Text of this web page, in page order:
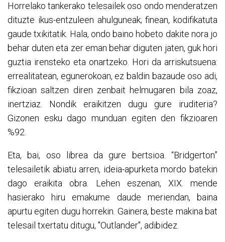
Horrelako tankerako telesailek oso ondo menderatzen
dituzte ikus-entzuleen ahulguneak; finean, kodifikatuta
gaude txikitatik. Hala, ondo baino hobeto dakite nora jo
behar duten eta zer eman behar diguten jaten, guk hori
guztia irensteko eta onartzeko. Hori da arriskutsuena:
errealitatean, egunerokoan, ez baldin bazaude oso adi,
fikzioan saltzen diren zenbait helmugaren bila zoaz,
inertziaz. Nondik eraikitzen dugu gure iruditeria?
Gizonen esku dago munduan egiten den fikzioaren
%92.
Eta, bai, oso librea da gure bertsioa. “Bridgerton”
telesailetik abiatu arren, ideia-apurketa mordo batekin
dago eraikita obra. Lehen eszenan, XIX. mende
hasierako hiru emakume daude meriendan, baina
apurtu egiten dugu horrekin. Gainera, beste makina bat
telesail txertatu ditugu, "Outlander", adibidez.